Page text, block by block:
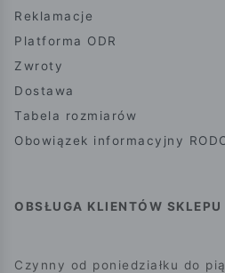
Reklamacje
Platforma ODR
Zwroty
Dostawa
Tabela rozmiarów
Obowiązek informacyjny
OBSŁUGA KLIENTÓW SKLEPU
Czynny od poniedziałku do